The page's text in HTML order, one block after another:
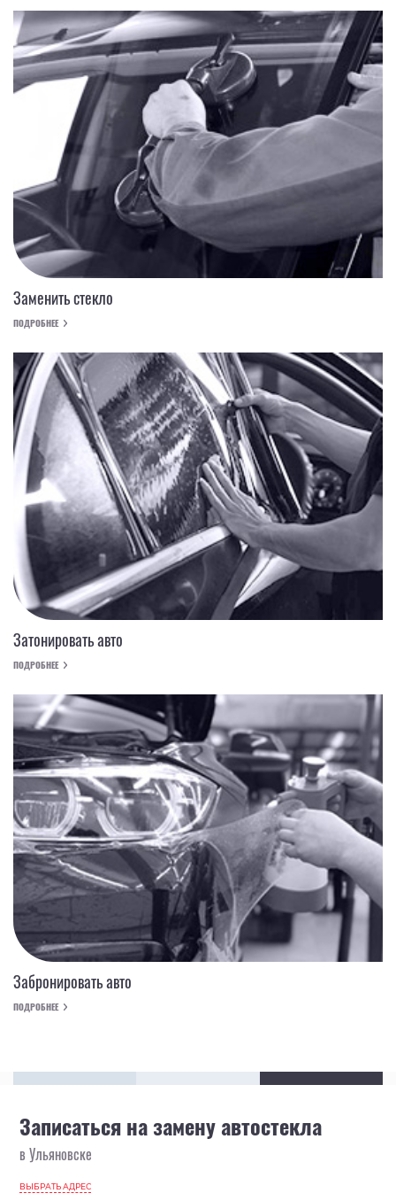
Заменить стекло
ПОДРОБНЕЕ
Затонировать авто
ПОДРОБНЕЕ
Забронировать авто
ПОДРОБНЕЕ
Записаться на замену автостекла
в Ульяновске
ВЫБРАТЬ АДРЕС